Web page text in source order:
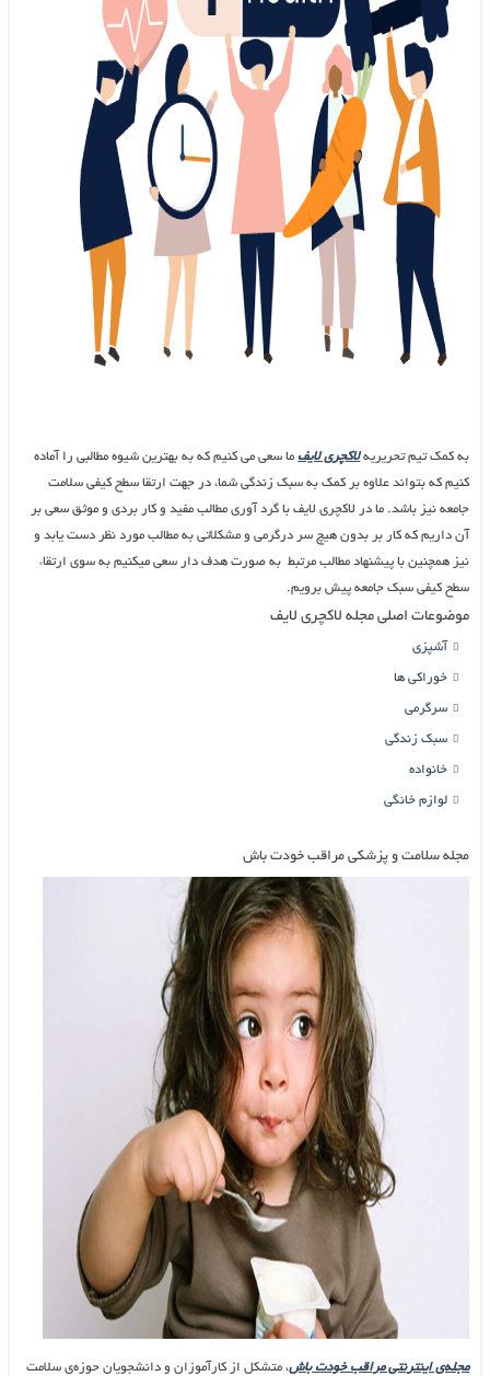
به کمک تیم تحریریهلاکچری لایف ما سعی می کنیم که به بهترین شیوه مطالبی را آماده
کنیم که بتواند علاوه بر کمک به سبک زندگی شما، در جهت ارتقا سطح کیفی سلامت
جامعه نیز باشد. ما در لاکچری لایف با گرد آوری مطالب مفید و کار بردی و موثق سعی بر
آن داریم که کار بر بدون هیچ سر درگرمی و مشکلاتی به مطالب مورد نظر دست یابد و
نیز همچنین با پیشنهاد مطالب مرتبط به صورت هدف دار سعی میکنیم به سوی ارتقاء
سطح کیفی سبک جامعه پیش برویم.
موضوعات اصلی مجله لاکچری لایف
آشپزی
خوراکی ها
سرگرمی
سبک زندگی
خانواده
لوازم خانگی
مجله سلامت و پزشکی مراقب خودت باش
مجله‌ی اینترنتی مراقب خودت باش، متشکل از کارآموزان و دانشجویان حوزه‌ی سلامت